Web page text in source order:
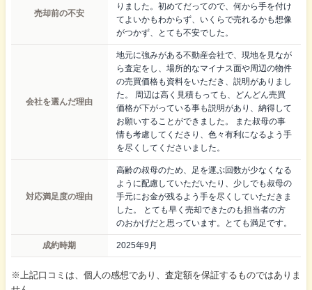
売却前の不安
りました。初めてだってので、何から手を付け
てよいかもわからず、いくらで売れるかも想像
がつかず、とても不安でした。
会社を選んだ理由
地元に強みがある不動産会社で、現地を見なが
ら査定をし、場所的なマイナス面や周辺の物件
の売買価格も資料をいただき、説明がありまし
た。 周辺は高く見積もっても、どんどん売買
価格が下がっている事も説明があり、納得して
お願いすることができました。 また叔母の事
情も考慮してくださり、色々有利になるよう手
を尽くしてくださいました。
対応満足度の理由
高齢の叔母のため、足を運ぶ回数が少なくなる
ように配慮していただいたり、少しでも叔母の
手元にお金が残るよう手を尽くしていただきま
した。 とても早く売却できたのも担当者の方
のおかげだと思っています。とても満足です。
成約時期 2025年9月
※上記口コミは、個人の感想であり、査定額を保証するものではありま